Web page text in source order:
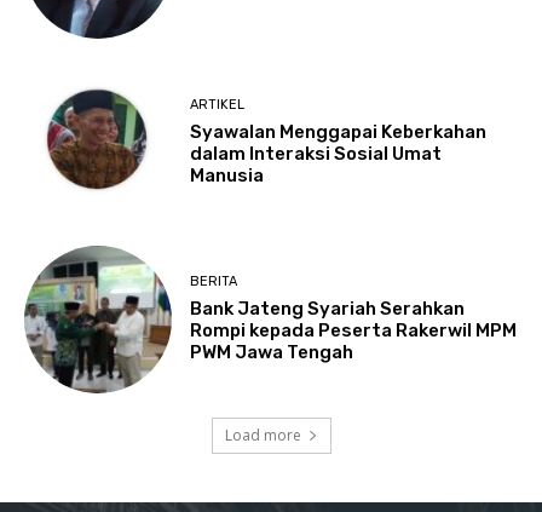
ARTIKEL
Syawalan Menggapai Keberkahan
dalam Interaksi Sosial Umat
Manusia
BERITA
Bank Jateng Syariah Serahkan
Rompi kepada Peserta Rakerwil MPM
PWM Jawa Tengah
Load more